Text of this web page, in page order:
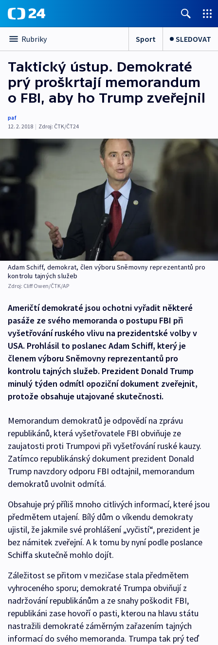
Rubriky Sport SLEDOVAT
Taktický ústup. Demokraté
prý proškrtají memorandum
o FBI, aby ho Trump zveřejnil
paf
12. 2. 2018 | Zdroj: ČTK/ČT24
Adam Schiff, demokrat, člen výboru Sněmovny reprezentantů pro
kontrolu tajných služeb
Zdroj: Cliff Owen/ČTK/AP
Američtí demokraté jsou ochotni vyřadit některé
pasáže ze svého memoranda o postupu FBI při
vyšetřování ruského vlivu na prezidentské volby v
USA. Prohlásil to poslanec Adam Schiff, který je
členem výboru Sněmovny reprezentantů pro
kontrolu tajných služeb. Prezident Donald Trump
minulý týden odmítl opoziční dokument zveřejnit,
protože obsahuje utajované skutečnosti.
Memorandum demokratů je odpovědí na zprávu
republikánů, která vyšetřovatele FBI obviňuje ze
zaujatosti proti Trumpovi při vyšetřování ruské kauzy.
Zatímco republikánský dokument prezident Donald
Trump navzdory odporu FBI odtajnil, memorandum
demokratů uvolnit odmítá.
Obsahuje prý příliš mnoho citlivých informací, které jsou
předmětem utajení. Bílý dům o víkendu demokraty
ujistil, že jakmile své prohlášení „vyčistí“, prezident je
bez námitek zveřejní. A k tomu by nyní podle poslance
Schiffa skutečně mohlo dojít.
Záležitost se přitom v mezičase stala předmětem
vyhroceného sporu; demokraté Trumpa obviňují z
nadržování republikánům a ze snahy poškodit FBI,
republikáni zase hovoří o pasti, kterou na hlavu státu
nastražili demokraté záměrným zařazením tajných
informací do svého memoranda. Trumpa tak prý teď